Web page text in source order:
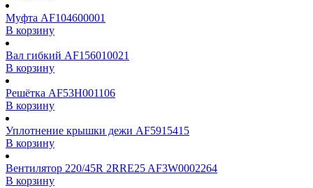
Муфта AF104600001
В корзину
Вал гибкий AF156010021
В корзину
Решётка AF53H001106
В корзину
Уплотнение крышки дежи AF5915415
В корзину
Вентилятор 220/45R 2RRE25 AF3W0002264
В корзину